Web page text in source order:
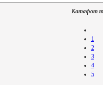
Катафот
1
2
3
4
5